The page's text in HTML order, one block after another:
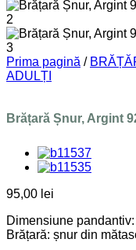
Prima pagină /
ADULȚI
Brățară Șnur, Argint
95,00 lei
Dimensiune
Brățară: șnur din